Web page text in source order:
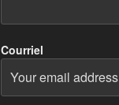
Courriel